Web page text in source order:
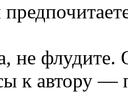
не
к автору —